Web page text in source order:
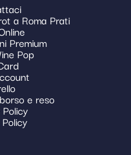
a Roma Prati
Premium
Pop
e reso